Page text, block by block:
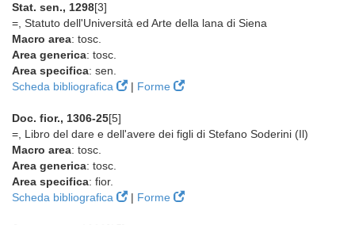
Stat. sen., 1298[3]
=, Statuto dell'Università ed Arte della lana di Siena
Macro area: tosc.
Area generica: tosc.
Area specifica: sen.
Scheda bibliografica
| Forme
Doc. fior., 1306-25[5]
=, Libro del dare e dell'avere dei figli di Stefano Soderini (Il)
Macro area: tosc.
Area generica: tosc.
Area specifica: fior.
Scheda bibliografica
| Forme